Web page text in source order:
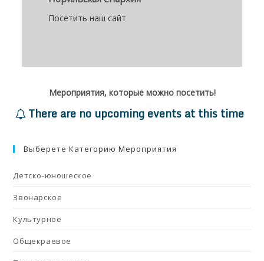
Посетить наш сайт
Мероприятия, которые можно посетить!
There are no upcoming events at this time
Выберете Категорию Мероприятия
Детско-юношеское
Звонарское
Культурное
Общекраевое